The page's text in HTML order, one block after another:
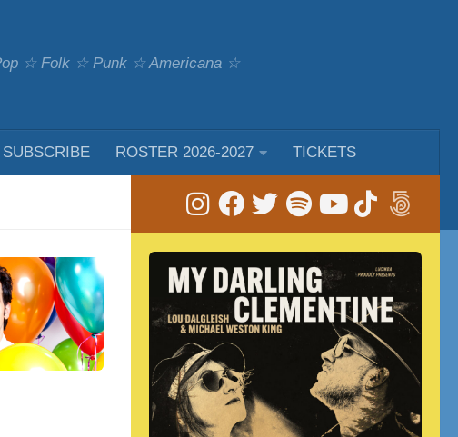
☆ Folk ☆ Punk ☆ Americana ☆
SUBSCRIBE ROSTER 2026-2027 TICKETS